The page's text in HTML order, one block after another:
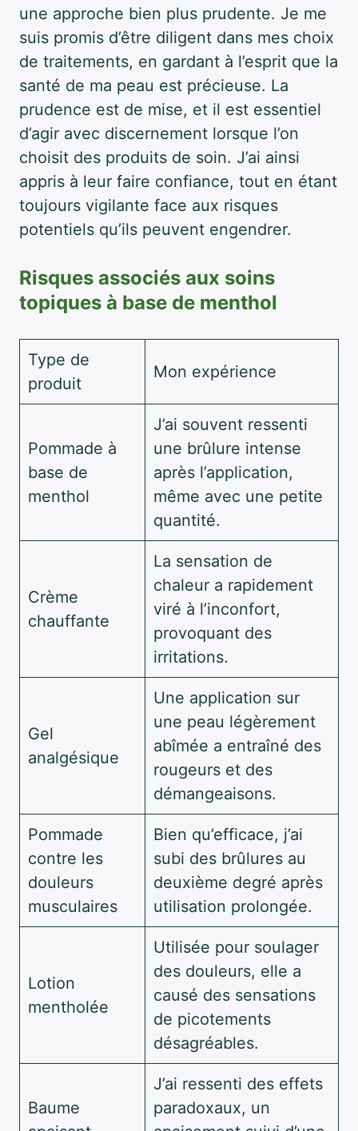
une approche bien plus prudente. Je me
suis promis d’être diligent dans mes choix
de traitements, en gardant à l’esprit que la
santé de ma peau est précieuse. La
prudence est de mise, et il est essentiel
d’agir avec discernement lorsque l’on
choisit des produits de soin. J’ai ainsi
appris à leur faire confiance, tout en étant
toujours vigilante face aux risques
potentiels qu’ils peuvent engendrer.
Risques associés aux soins
topiques à base de menthol
Type de
produit
Mon expérience
Pommade à
base de
menthol
J’ai souvent ressenti
une brûlure intense
après l’application,
même avec une petite
quantité.
Crème
chauffante
La sensation de
chaleur a rapidement
viré à l’inconfort,
provoquant des
irritations.
Gel
analgésique
Une application sur
une peau légèrement
abîmée a entraîné des
rougeurs et des
démangeaisons.
Pommade
contre les
douleurs
musculaires
Bien qu’efficace, j’ai
subi des brûlures au
deuxième degré après
utilisation prolongée.
Lotion
mentholée
Utilisée pour soulager
des douleurs, elle a
causé des sensations
de picotements
désagréables.
Baume
J’ai ressenti des effets
paradoxaux, un